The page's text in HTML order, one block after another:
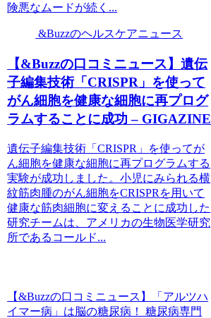
険悪なムードが続く...
&Buzzのヘルスケアニュース
【&Buzzの口コミニュース】遺伝
子編集技術「CRISPR」を使って
がん細胞を健康な細胞に再プログ
ラムすることに成功 – GIGAZINE
遺伝子編集技術「CRISPR」を使ってが
ん細胞を健康な細胞に再プログラムする
実験が成功しました。小児にみられる横
紋筋肉腫のがん細胞をCRISPRを用いて
健康な筋肉細胞に変えることに成功した
研究チームは、アメリカの生物医学研究
所であるコールド...
【&Buzzの口コミニュース】「アルツハ
イマー病」は脳の糖尿病！ 糖尿病専門